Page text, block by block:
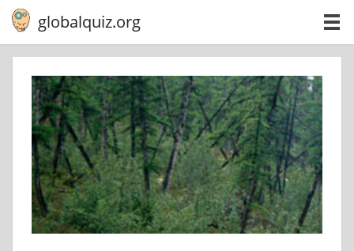
globalquiz.org